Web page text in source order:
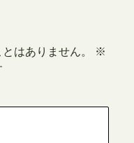
はありません。
※